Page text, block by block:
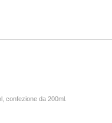
confezione da 200ml.